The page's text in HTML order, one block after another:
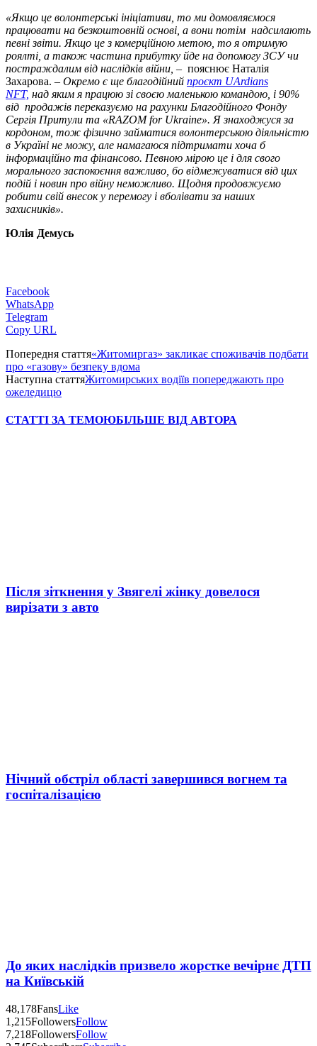
«Якщо це волонтерські ініціативи, то ми домовляємося
працювати на безкоштовній основі, а вони потім надсилають
певні звіти. Якщо це з комерційною метою, то я отримую
роялті, а також частина прибутку йде на допомогу ЗСУ чи
постраждалим від наслідків війни, – пояснює Наталія
Захарова. – Окремо є ще благодійний проєкт UArdians
NFT, над яким я працюю зі своєю маленькою командою, і 90%
від продажів переказуємо на рахунки Благодійного Фонду
Сергія Притули та «RAZOM for Ukraine». Я знаходжуся за
кордоном, тож фізично займатися волонтерською діяльністю
в Україні не можу, але намагаюся підтримати хоча б
інформаційно та фінансово. Певною мірою це і для свого
морального заспокоєння важливо, бо відмежуватися від цих
подій і новин про війну неможливо. Щодня продовжуємо
робити свій внесок у перемогу і вболівати за наших
захисників».
Юлія Демусь
Facebook
WhatsApp
Telegram
Copy URL
Попередня стаття«Житомиргаз» закликає споживачів подбати
про «газову» безпеку вдома
Наступна статтяЖитомирських водіїв попереджають про
ожеледицю
СТАТТІ ЗА ТЕМОЮБІЛЬШЕ ВІД АВТОРА
Після зіткнення у Звягелі жінку довелося
вирізати з авто
Нічний обстріл області завершився вогнем та
госпіталізацією
До яких наслідків призвело жорстке вечірнє ДТП
на Київській
48,178FansLike
1,215FollowersFollow
7,218FollowersFollow